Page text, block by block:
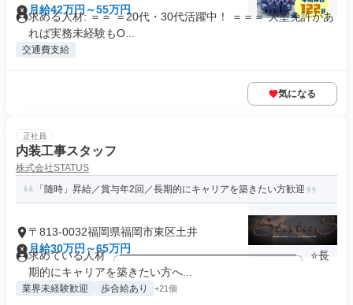
月給42万円～55万円
求める人材: ＝＝ ＝20代・30代活躍中！ ＝＝＝ 大型免許があ
れば実務未経験もO...
交通費支給
気になる
正社員
内装工事スタッフ
株式会社STATUS
「随時」昇給／賞与年2回／長期的にキャリアを築きたい方歓迎
〒813-0032福岡県福岡市東区土井
月給30万円～65万円
求めている人材 ╭━━━━━━━━━━━━━━━━╮ ⭐長
期的にキャリアを築きたい方へ...
業界未経験歓迎 歩合給あり +21個